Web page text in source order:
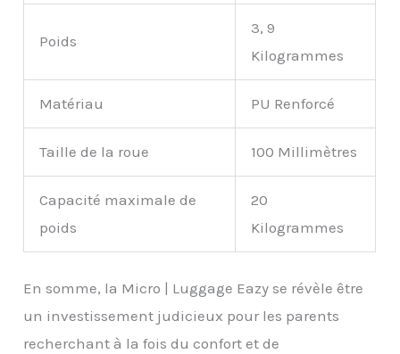
Poids
3, 9
Kilogrammes
Matériau PU Renforcé
Taille de la roue 100 Millimètres
Capacité maximale de
poids
20
Kilogrammes
En somme, la Micro | Luggage Eazy se révèle être
un investissement judicieux pour les parents
recherchant à la fois du confort et de